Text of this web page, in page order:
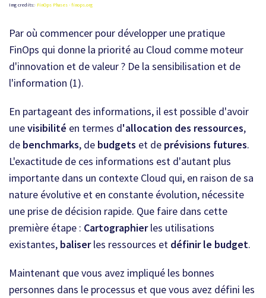
Img credits:- FinOps Phases - finops.org
Par où commencer pour développer une pratique
FinOps qui donne la priorité au Cloud comme moteur
d'innovation et de valeur ? De la sensibilisation et de
l'information (1).
En partageant des informations, il est possible d'avoir
unevisibilité en termes d'allocation des ressources,
de benchmarks, de budgets et de prévisions futures.
L'exactitude de ces informations est d'autant plus
importante dans un contexte Cloud qui, en raison de sa
nature évolutive et en constante évolution, nécessite
une prise de décision rapide. Que faire dans cette
première étape : Cartographierles utilisations
existantes, baliserles ressources et définir le budget.
Maintenant que vous avez impliqué les bonnes
personnes dans le processus et que vous avez défini les